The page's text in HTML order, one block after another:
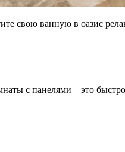
свою ванную в оазис
с панелями – это